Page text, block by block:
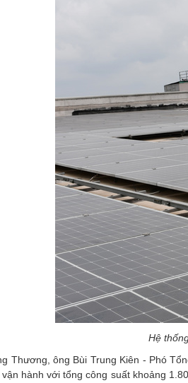
Hệ
Thương, ông Bùi Trung Kiên - Phó
hành với tổng công suất khoảng